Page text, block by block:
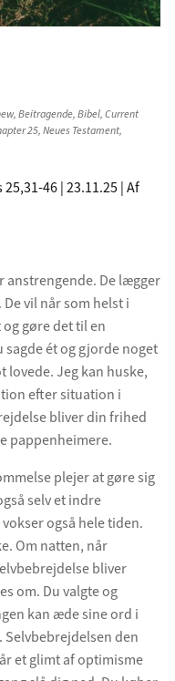
,Beitragende,Bibel,Current
25,Neues Testament,
46 | 23.11.25 | Af
anstrengende. De lægger
vil når som helst i
gøre det til en
ét og gjorde noget
lovede. Jeg kan huske,
efter situation i
bliver din frihed
pappenheimere.
plejer at gøre sig
selv et indre
også hele tiden.
Om natten, når
bliver
om. Du valgte og
kan æde sine ord i
den
et glimt af optimisme